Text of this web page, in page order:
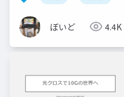
ぼいど 4.4K